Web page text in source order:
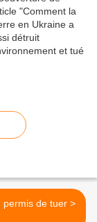
Baleines - permis de tuer‏ >